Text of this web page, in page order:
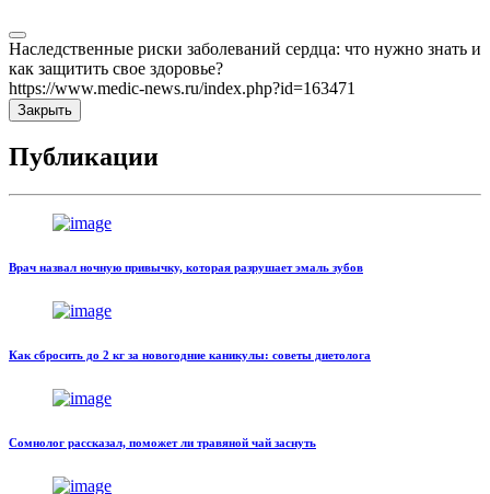
Наследственные риски заболеваний сердца: что нужно знать и
как защитить свое здоровье?
https://www.medic-news.ru/index.php?id=163471
Закрыть
Публикации
Врач назвал ночную привычку, которая разрушает эмаль зубов
Как сбросить до 2 кг за новогодние каникулы: советы диетолога
Сомнолог рассказал, поможет ли травяной чай заснуть